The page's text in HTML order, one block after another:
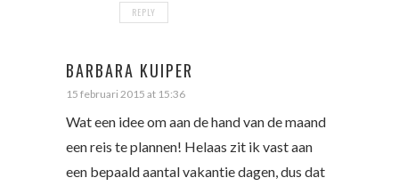
REPLY
BARBARA KUIPER
15 februari 2015 at 15:36
Wat een idee om aan de hand van de maand
een reis te plannen! Helaas zit ik vast aan
een bepaald aantal vakantie dagen, dus dat